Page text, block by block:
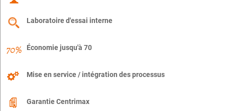
Laboratoire d'essai interne
Économie jusqu'à 70
Mise en service / intégration des processus
Garantie Centrimax